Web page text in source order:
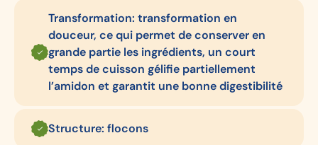
Transformation: transformation en
douceur, ce qui permet de conserver en
grande partie les ingrédients, un court
temps de cuisson gélifie partiellement
l’amidon et garantit une bonne digestibilité
Structure: flocons